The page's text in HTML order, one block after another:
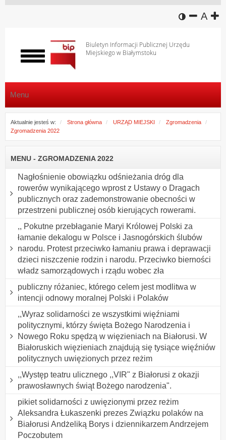
wersja
A
Biuletyn Informacji Publicznej Urzędu
Miejskiego w Białymstoku
Włącz
menu
Menu
Aktualnie jesteś w: Strona główna URZĄD MIEJSKI
Zgromadzenia
Zgromadzenia 2022
MENU - ZGROMADZENIA 2022
Nagłośnienie obowiązku odśnieżania dróg dla
rowerów wynikającego wprost z Ustawy o Dragach
publicznych oraz zademonstrowanie obecności w
przestrzeni publicznej osób kierujących rowerami.
,, Pokutne przebłaganie Maryi Królowej Polski za
łamanie dekalogu w Polsce i Jasnogórskich ślubów
narodu. Protest przeciwko łamaniu prawa i deprawacji
dzieci niszczenie rodzin i narodu. Przeciwko bierności
władz samorządowych i rządu wobec zła
publiczny różaniec, którego celem jest modlitwa w
intencji odnowy moralnej Polski i Polaków
,,Wyraz solidarności ze wszystkimi więźniami
politycznymi, którzy święta Bożego Narodzenia i
Nowego Roku spędzą w więzieniach na Białorusi. W
Białoruskich więzieniach znajdują się tysiące więźniów
politycznych uwięzionych przez reżim
,,Występ teatru ulicznego ,,VIR" z Białorusi z okazji
prawosławnych świąt Bożego narodzenia".
pikiet solidarności z uwięzionymi przez reżim
Aleksandra Łukaszenki prezes Związku polaków na
Białorusi Andżeliką Borys i dziennikarzem Andrzejem
Poczobutem